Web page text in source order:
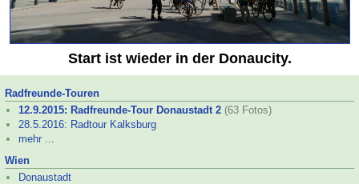
Start ist wieder in der Donaucity.
Radfreunde-Touren
12.9.2015: Radfreunde-Tour Donaustadt 2 (63 Fotos)
28.5.2016: Radtour Kalksburg
mehr ...
Wien
Donaustadt